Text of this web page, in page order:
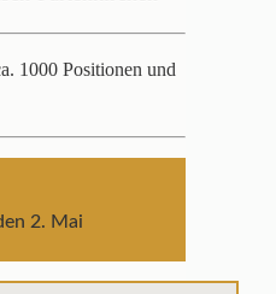
1000 Positionen und
2. Mai